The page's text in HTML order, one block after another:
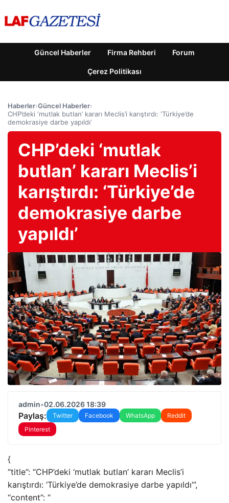
Güncel Haberler Firma Rehberi Forum
Çerez Politikası
Haberler›Güncel Haberler›
CHP’deki ‘mutlak butlan’ kararı Meclis’i karıştırdı: ‘Türkiye’de
demokrasiye darbe yapıldı’
CHP’deki ‘mutlak
butlan’ kararı Meclis’i
karıştırdı: ‘Türkiye’de
demokrasiye darbe
yapıldı’
admin•02.06.2026 18:39
Paylaş: Twitter Facebook WhatsApp
Reddit
Pinterest
{
“title”: “CHP’deki ‘mutlak butlan’ kararı Meclis’i
karıştırdı: ‘Türkiye’de demokrasiye darbe yapıldı’”,
“content”: “